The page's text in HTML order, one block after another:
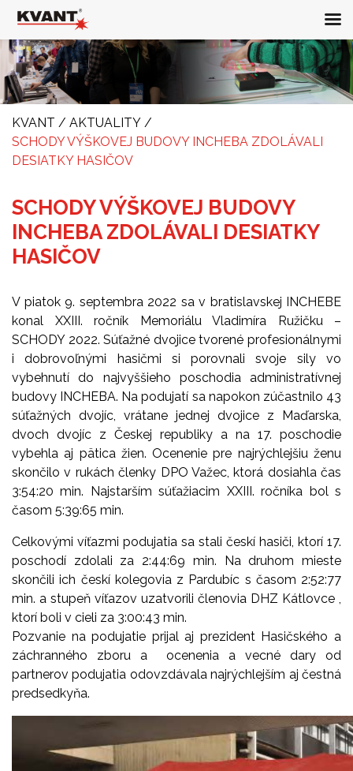
KVANT / AKTUALITY /
SCHODY VÝŠKOVEJ BUDOVY INCHEBA ZDOLÁVALI
DESIATKY HASIČOV
SCHODY VÝŠKOVEJ BUDOVY
INCHEBA ZDOLÁVALI DESIATKY
HASIČOV
V piatok 9. septembra 2022 sa v bratislavskej INCHEBE
konal XXIII. ročník Memoriálu Vladimíra Ružičku –
SCHODY 2022. Súťažné dvojice tvorené profesionálnymi
i dobrovoľnými hasičmi si porovnali svoje sily vo
vybehnutí do najvyššieho poschodia administratívnej
budovy INCHEBA. Na podujatí sa napokon zúčastnilo 43
súťažných dvojíc, vrátane jednej dvojice z Maďarska,
dvoch dvojíc z Českej republiky a na 17. poschodie
vybehla aj pätica žien. Ocenenie pre najrýchlejšiu ženu
skončilo v rukách členky DPO Važec, ktorá dosiahla čas
3:54:20 min. Najstarším súťažiacim XXIII. ročníka bol s
časom 5:39:65 min.
Celkovými víťazmi podujatia sa stali českí hasiči, ktorí 17.
poschodí zdolali za 2:44:69 min. Na druhom mieste
skončili ich českí kolegovia z Pardubíc s časom 2:52:77
min. a stupeň víťazov uzatvorili členovia DHZ Kátlovce ,
ktorí boli v cieli za 3:00:43 min.
Pozvanie na podujatie prijal aj prezident Hasičského a
záchranného zboru a ocenenia a vecné dary od
partnerov podujatia odovzdávala najrýchlejším aj čestná
predsedkyňa.